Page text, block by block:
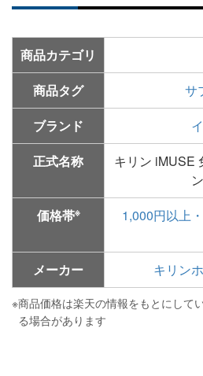
商品カテゴリ
商品タグ
サ
ブランド
正式名称
キリン iMUSE
価格帯※ 1,000円以上
メーカー
キリン
※商品価格は楽天の情報をもとにして
る場合があります